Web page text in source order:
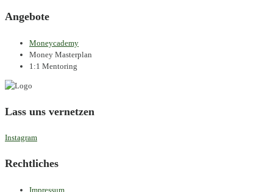
Angebote
Moneycademy
Money Masterplan
1:1 Mentoring
Lass uns vernetzen
Instagram
Rechtliches
Impressum